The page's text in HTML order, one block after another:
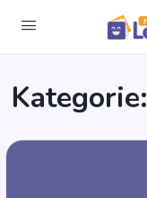
Kategorie: